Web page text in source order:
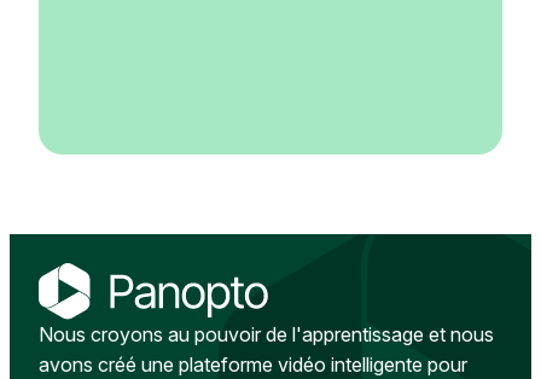
Nous croyons au pouvoir de l'apprentissage et nous
avons créé une plateforme vidéo intelligente pour